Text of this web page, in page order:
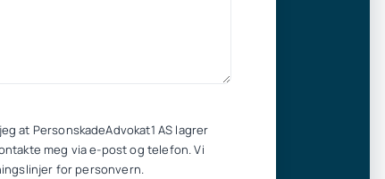
at PersonskadeAdvokat1 AS lagrer
meg via e-post og telefon. Vi
for personvern.